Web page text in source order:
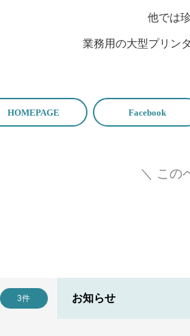
他では
業務用の大型プリン
＼ この
3件 お知らせ